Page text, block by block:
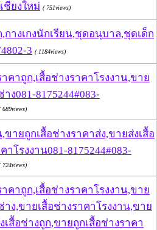
ชียงใหม่ ( 751views)
กางเกงนักเรียน,ชุดอนุบาล,ชุดเด็ก
3 ( 1184views)
คาถูก,เสื้อช่างราคาโรงงาน,ขาย
ง081-8175244#083-
689views)
ขายถูกเสื้อช่างราคาส่ง,ขายส่งเสื้อ
โรงงาน081-8175244#083-
724views)
คาถูก,เสื้อช่างราคาโรงงาน,ขาย
าง,ขายเสื้อช่างราคาโรงงาน,ขาย
เสื้อช่างถูก,ขายถูกเสื้อช่างราคา